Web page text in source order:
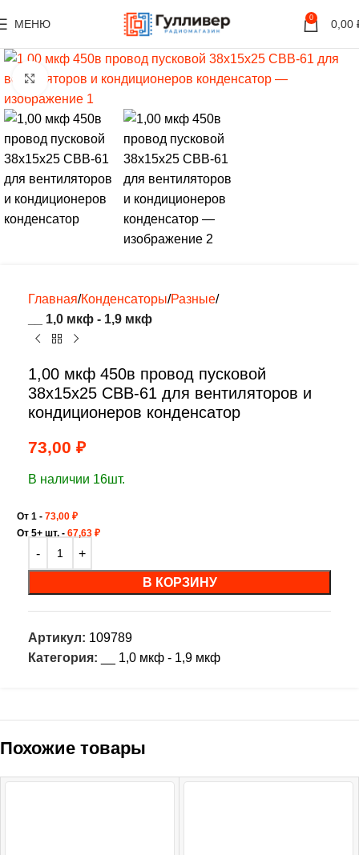
МЕНЮ 0 0,00
Нажмите, чтобы увеличить
Главная Конденсаторы Разные
__ 1,0 мкф - 1,9 мкф
1,00 мкф 450в провод пусковой
38x15x25 CBB-61 для вентиляторов и
кондиционеров конденсатор
73,00 ₽
В наличии 16шт.
От 1 - 73,00 ₽
От 5+ шт. - 67,63 ₽
В КОРЗИНУ
Артикул: 109789
Категория:
__ 1,0 мкф - 1,9 мкф
Похожие товары